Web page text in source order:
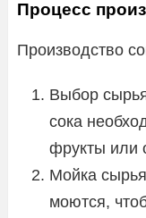
Процесс
Производство
Выбор
сока
фрукты или
Мойка
моются,